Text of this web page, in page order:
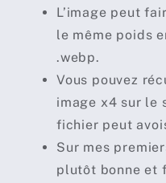
L’image peut
le même poids
.webp.
Vous pouvez
image x4 sur le
fichier peut
Sur mes
plutôt bonne et